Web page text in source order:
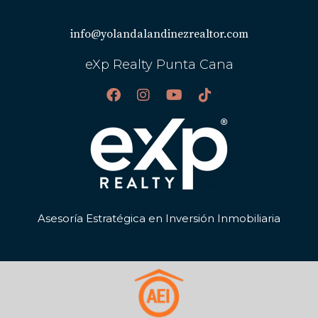
aquí para ayudarte a hacer realidad tu sueño caribeño.
info@yolandalandinezrealtor.com
eXp Realty Punta Cana
Asesoría Estratégica en Inversión Inmobiliaria